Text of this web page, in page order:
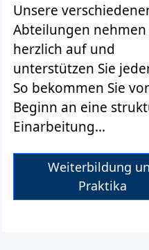
Unsere
Abteilungen nehmen
herzlich auf und
unterstützen Sie
So bekommen Sie
Beginn an eine
Einarbeitung...
Weiterbildung
Praktika